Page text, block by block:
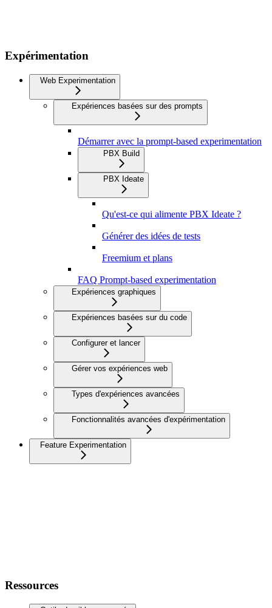
Expérimentation
Web Experimentation
Expériences basées sur des prompts
Démarrer avec la prompt-based experimentation
PBX Build
PBX Ideate
Qu'est-ce qui alimente PBX Ideate ?
Générer des idées de tests
Freemium et plans
FAQ Prompt-based experimentation
Expériences graphiques
Expériences basées sur du code
Configurer et lancer
Gérer vos expériences web
Types d'expériences avancées
Fonctionnalités avancées d'expérimentation
Feature Experimentation
Ressources